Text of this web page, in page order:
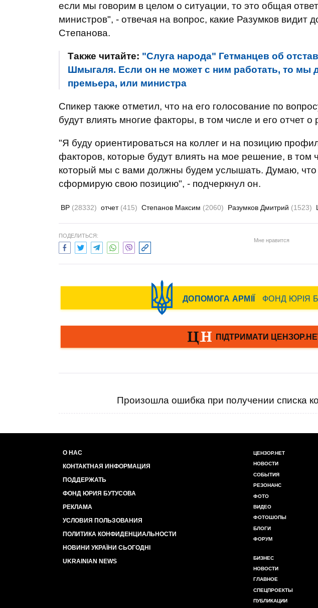
если мы говорим в целом о ситуации, то это общая
министров", - отвечая на вопрос, какие Разумков видит
Степанова.
Также читайте: "Слуга народа" Гетманцев об
Шмыгаля. Если он не может с ним работать, то мы
премьера, или министра
Спикер также отметил, что на его голосование по
будут влиять многие факторы, в том числе и его отчет о
"Я буду ориентироваться на коллег и на позицию
факторов, которые будут влиять на мое решение, в том
который мы с вами должны будем услышать. Думаю, что
сформирую свою позицию", - подчеркнул он.
ВР (28332) отчет (415) Степанов Максим (2060) Разумков Дмитрий (1523)
ПОДЕЛИТЬСЯ:
Мне нравится
Произошла ошибка при получении списка
О НАС
КОНТАКТНАЯ ИНФОРМАЦИЯ
ПОДДЕРЖАТЬ
ФОНД ЮРИЯ БУТУСОВА
РЕКЛАМА
УСЛОВИЯ ПОЛЬЗОВАНИЯ
ПОЛИТИКА КОНФИДЕНЦИАЛЬНОСТИ
НОВИНИ УКРАЇНИ СЬОГОДНІ
UKRAINIAN NEWS
ЦЕНЗОР.НЕТ
НОВОСТИ
СОБЫТИЯ
РЕЗОНАНС
ФОТО
ВИДЕО
ФОТОШОПЫ
БЛОГИ
ФОРУМ
БИЗНЕС
НОВОСТИ
ГЛАВНОЕ
СПЕЦПРОЕКТЫ
ПУБЛИКАЦИИ